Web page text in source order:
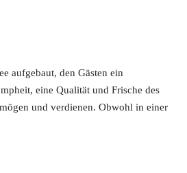
aufgebaut, den Gästen ein
eine Qualität und Frische des
und verdienen. Obwohl in einer